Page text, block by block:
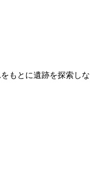
もとに遺跡を探索しな